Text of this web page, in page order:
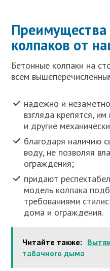
колпаков от
Бетонные колпаки на
всем
надежно и
взгляда крепятся,
и другие
благодаря наличию
воду, не позволяя
ограждения;
придают
модель колпака
требованиями
дома и ограждения.
Читайте также:
табачного дыма